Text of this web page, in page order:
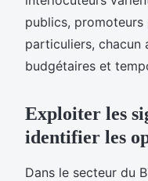
publics, promoteurs
particuliers, chacun
budgétaires et
Exploiter les
identifier les
Dans le secteur du